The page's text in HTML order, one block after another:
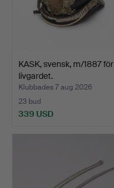
KASK, svensk, m/1887 för
livgardet.
Klubbades 7 aug 2026
23 bud
339 USD